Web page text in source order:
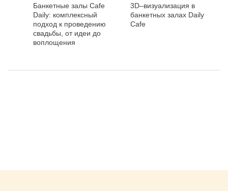
Банкетные залы Сafe
Daily: комплексный
подход к проведению
свадьбы, от идеи до
воплощения
3D–визуализация в
банкетных залах Daily
Cafe